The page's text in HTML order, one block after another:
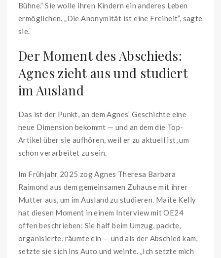
Bühne.” Sie wolle ihren Kindern ein anderes Leben
ermöglichen. „Die Anonymität ist eine Freiheit”, sagte
sie.
Der Moment des Abschieds:
Agnes zieht aus und studiert
im Ausland
Das ist der Punkt, an dem Agnes’ Geschichte eine
neue Dimension bekommt — und an dem die Top-
Artikel über sie aufhören, weil er zu aktuell ist, um
schon verarbeitet zu sein.
Im Frühjahr 2025 zog Agnes Theresa Barbara
Raimond aus dem gemeinsamen Zuhause mit ihrer
Mutter aus, um im Ausland zu studieren. Maite Kelly
hat diesen Moment in einem Interview mit OE24
offen beschrieben: Sie half beim Umzug, packte,
organisierte, räumte ein — und als der Abschied kam,
setzte sie sich ins Auto und weinte. „Ich setzte mich